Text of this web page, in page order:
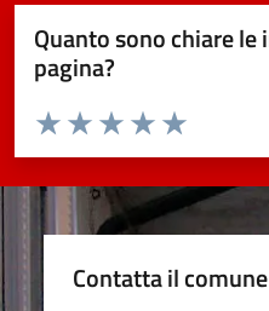
Quanto sono chiare
pagina?
Valuta da 1 a 5 stelle la pagina
Valuta 5
Valuta 4 stelle
Valuta 3 stelle su 5
Valuta 2 stelle su 5
Valuta 1 stelle su 5
Contatta il comune